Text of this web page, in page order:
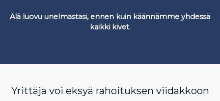
Älä luovu unelmastasi, ennen kuin käännämme yhdessä
kaikki kivet.
Yrittäjä voi eksyä rahoituksen viidakkoon